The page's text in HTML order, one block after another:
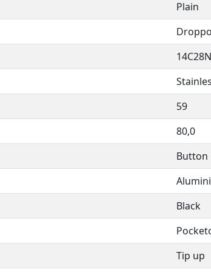
Plain
14C28N
59
80,0
Button
Black
Tip up